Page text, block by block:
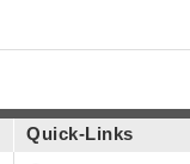
Quick-Links